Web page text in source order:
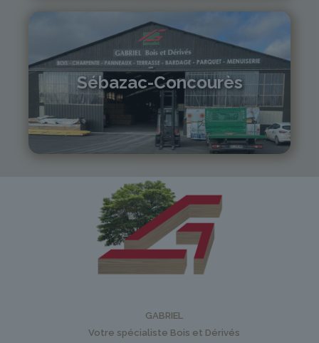
Sébazac-Concourès
05 81 55 83 89
monistrol@gabriel-sa.fr
GABRIEL
Votre spécialiste Bois et Dérivés